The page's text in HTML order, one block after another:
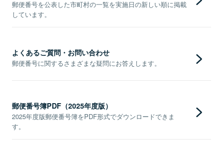
郵便番号を公表した市町村の一覧を実施日の新しい順に掲載
しています。
よくあるご質問・お問い合わせ
郵便番号に関するさまざまな疑問にお答えします。
郵便番号簿PDF（2025年度版）
2025年度版郵便番号簿をPDF形式でダウンロードできま
す。